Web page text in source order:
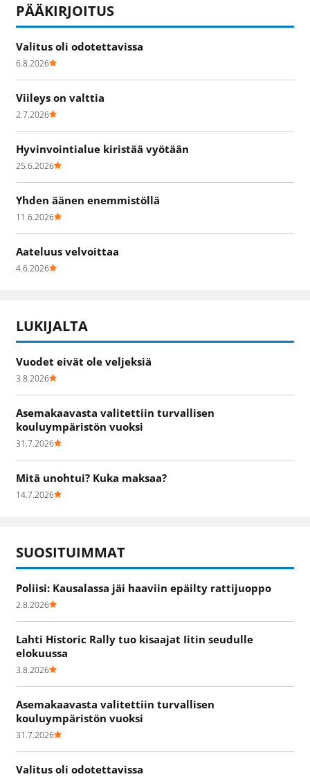
PÄÄKIRJOITUS
Valitus oli odotettavissa
6.8.2026
Viileys on valttia
2.7.2026
Hyvinvointialue kiristää vyötään
25.6.2026
Yhden äänen enemmistöllä
11.6.2026
Aateluus velvoittaa
4.6.2026
LUKIJALTA
Vuodet eivät ole veljeksiä
3.8.2026
Asemakaavasta valitettiin turvallisen
kouluympäristön vuoksi
31.7.2026
Mitä unohtui? Kuka maksaa?
14.7.2026
SUOSITUIMMAT
Poliisi: Kausalassa jäi haaviin epäilty rattijuoppo
2.8.2026
Lahti Historic Rally tuo kisaajat Iitin seudulle
elokuussa
3.8.2026
Asemakaavasta valitettiin turvallisen
kouluympäristön vuoksi
31.7.2026
Valitus oli odotettavissa